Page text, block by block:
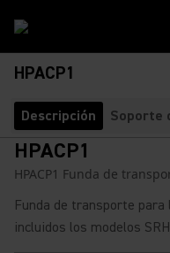
HPACP1
Descripción Soporte
HPACP1
HPACP1 Funda de
Funda de transporte para
incluidos los modelos